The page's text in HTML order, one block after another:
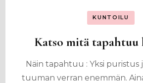
KUNTOILU
Katso mitä
Näin tapahtuu : Yksi puristus
tuuman verran enemmän.